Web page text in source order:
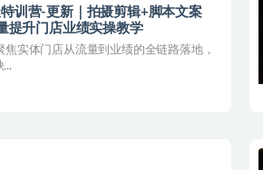
训营-更新｜拍摄剪辑+脚本文案
提升门店业绩实操教学
实体门店从流量到业绩的全链路落地，